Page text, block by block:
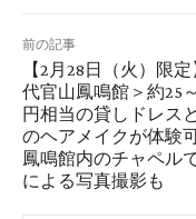
前の記事
【2月28日（火）限定
代官山鳳鳴館＞約25
円相当の貸しドレス
のヘアメイクが体験
鳳鳴館内のチャペル
による写真撮影も